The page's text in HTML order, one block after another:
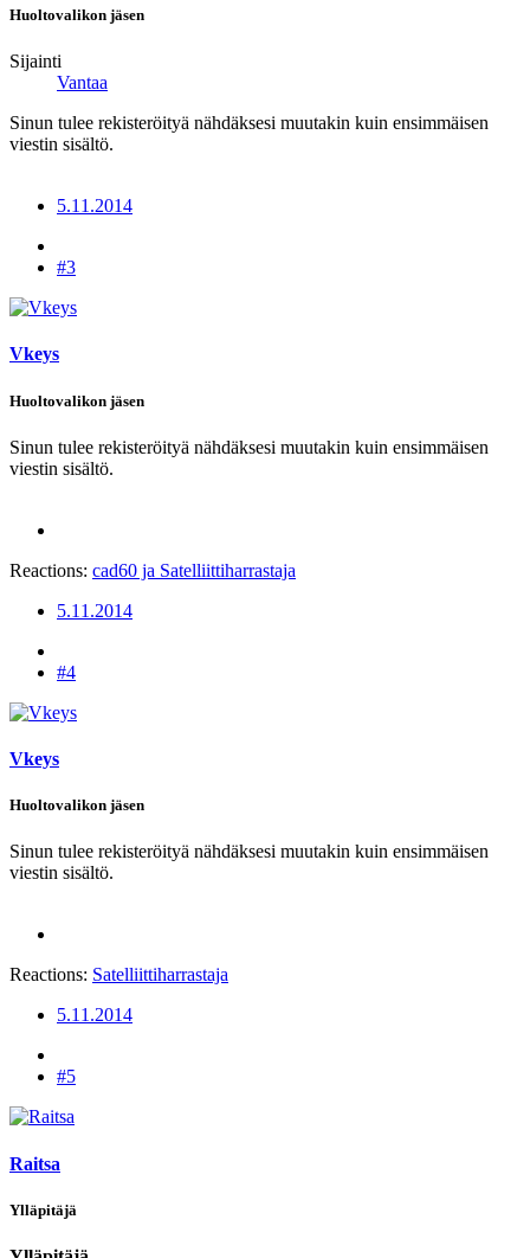
Huoltovalikon jäsen
Sijainti
Vantaa
Sinun tulee rekisteröityä nähdäksesi muutakin kuin ensimmäisen
viestin sisältö.
5.11.2014
#3
Vkeys
Huoltovalikon jäsen
Sinun tulee rekisteröityä nähdäksesi muutakin kuin ensimmäisen
viestin sisältö.
Reactions: cad60 ja Satelliittiharrastaja
5.11.2014
#4
Vkeys
Huoltovalikon jäsen
Sinun tulee rekisteröityä nähdäksesi muutakin kuin ensimmäisen
viestin sisältö.
Reactions: Satelliittiharrastaja
5.11.2014
#5
Raitsa
Ylläpitäjä